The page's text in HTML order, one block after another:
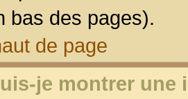
bas des pages).
de page
je montrer une